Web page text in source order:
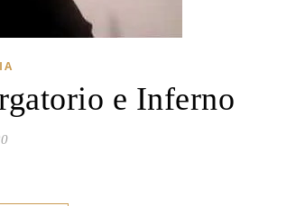
e Inferno